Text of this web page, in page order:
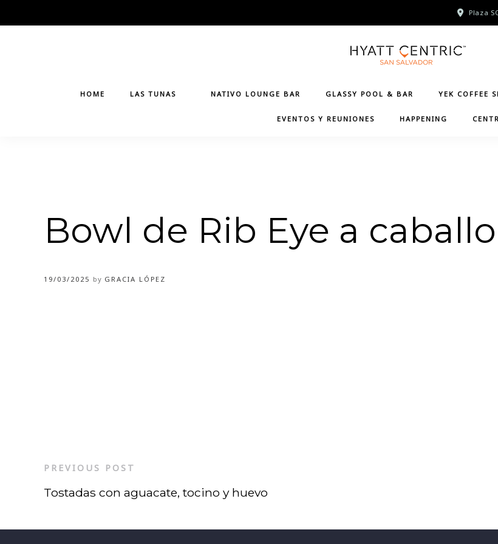
to
Plaza
HOME LAS TUNAS NATIVO LOUNGE BAR GLASSY POOL & BAR YEK COFFEE
EVENTOS Y REUNIONES HAPPENING
Bowl de Rib Eye a caballo
19/03/2025 by GRACIA LÓPEZ
PREVIOUS POST
Tostadas con aguacate, tocino y huevo